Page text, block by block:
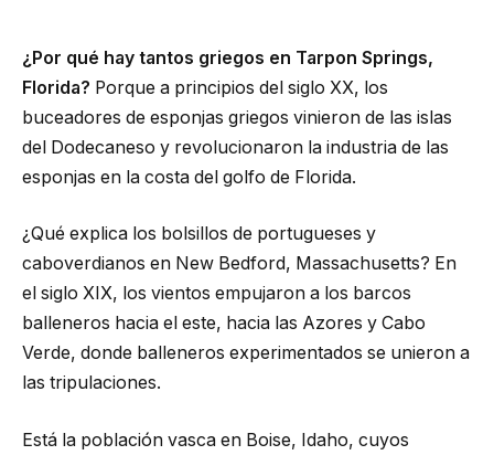
¿Por qué hay tantos griegos en Tarpon Springs,
Florida? Porque a principios del siglo XX, los
buceadores de esponjas griegos vinieron de las islas
del Dodecaneso y revolucionaron la industria de las
esponjas en la costa del golfo de Florida.
¿Qué explica los bolsillos de portugueses y
caboverdianos en New Bedford, Massachusetts? En
el siglo XIX, los vientos empujaron a los barcos
balleneros hacia el este, hacia las Azores y Cabo
Verde, donde balleneros experimentados se unieron a
las tripulaciones.
Está la población vasca en Boise, Idaho, cuyos